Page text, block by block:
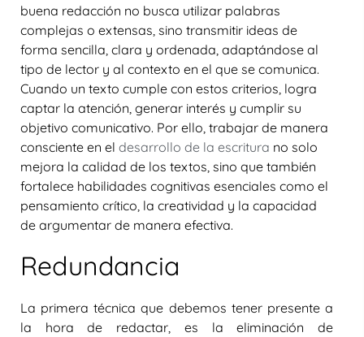
buena redacción no busca utilizar palabras
complejas o extensas, sino transmitir ideas de
forma sencilla, clara y ordenada, adaptándose al
tipo de lector y al contexto en el que se comunica.
Cuando un texto cumple con estos criterios, logra
captar la atención, generar interés y cumplir su
objetivo comunicativo. Por ello, trabajar de manera
consciente en el desarrollo de la escritura no solo
mejora la calidad de los textos, sino que también
fortalece habilidades cognitivas esenciales como el
pensamiento crítico, la creatividad y la capacidad
de argumentar de manera efectiva.
Redundancia
La primera técnica que debemos tener presente a
la hora de redactar, es la eliminación de